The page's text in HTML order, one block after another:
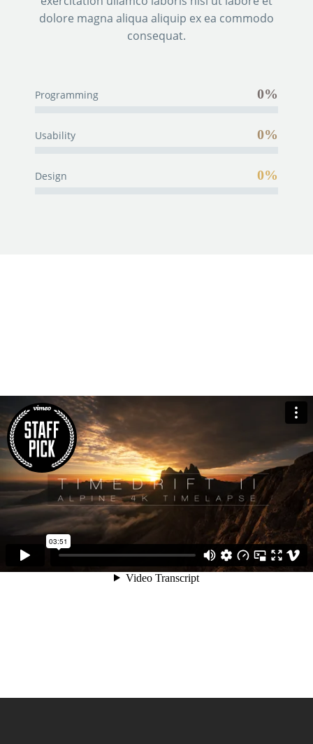
dolore magna aliqua aliquip ex ea commodo
consequat.
Programming 0%
Usability 0%
Design 0%